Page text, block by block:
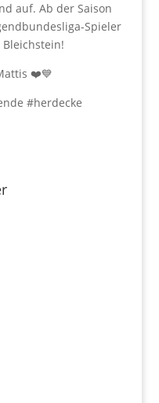
auf. Ab der Saison
Spieler
❤️💙
#herdecke